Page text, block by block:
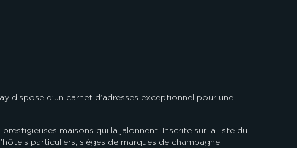
dispose d’un carnet d’adresses exceptionnel pour une
maisons qui la jalonnent. Inscrite sur la liste du
particuliers, sièges de marques de champagne